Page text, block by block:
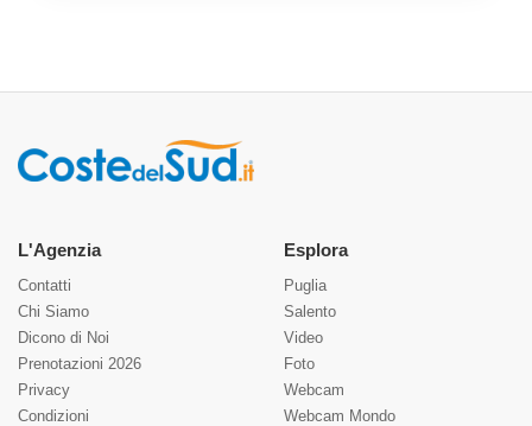
L'Agenzia
Contatti
Chi Siamo
Dicono di Noi
Prenotazioni 2026
Privacy
Condizioni
Esplora
Puglia
Salento
Video
Foto
Webcam
Webcam Mondo